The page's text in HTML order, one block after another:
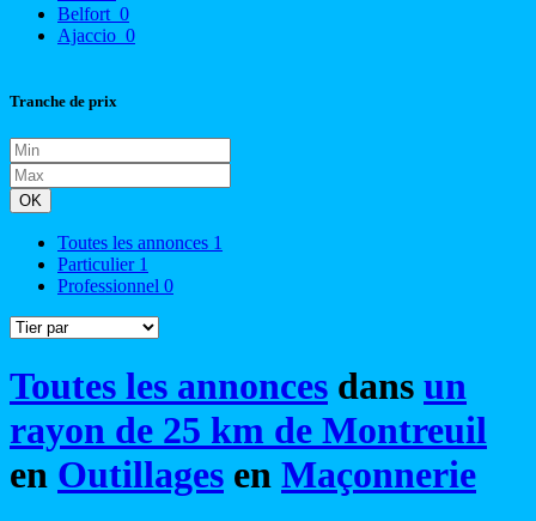
Belfort 0
Ajaccio 0
Tranche de prix
OK
Toutes les annonces 1
Particulier 1
Professionnel 0
Toutes les annonces dans un
rayon de 25 km de Montreuil
en Outillages en Maçonnerie